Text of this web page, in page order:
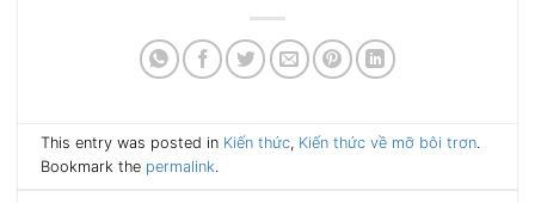
This entry was posted in Kiến thức, Kiến thức về mỡ bôi trơn.
Bookmark the permalink.